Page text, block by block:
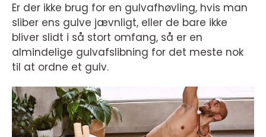
Er der ikke brug for en gulvafhøvling, hvis man
sliber ens gulve jævnligt, eller de bare ikke
bliver slidt i så stort omfang, så er en
almindelige gulvafslibning for det meste nok
til at ordne et gulv.